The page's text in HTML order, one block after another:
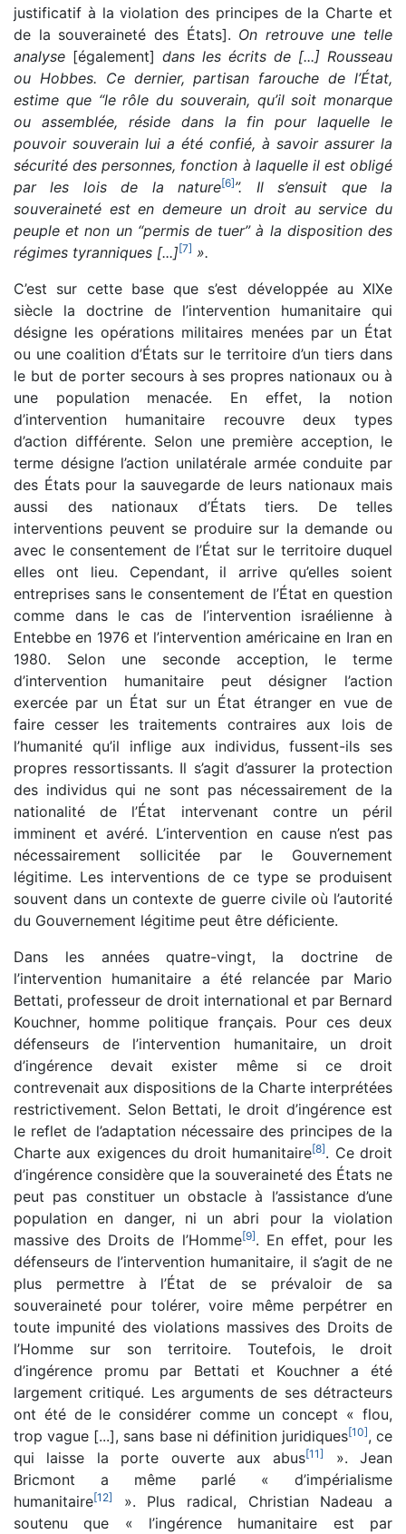
justificatif à la violation des principes de la Charte et
de la souveraineté des États]. On retrouve une telle
analyse [également] dans les écrits de [...] Rousseau
ou Hobbes. Ce dernier, partisan farouche de l’État,
estime que “le rôle du souverain, qu’il soit monarque
ou assemblée, réside dans la fin pour laquelle le
pouvoir souverain lui a été confié, à savoir assurer la
sécurité des personnes, fonction à laquelle il est obligé
par les lois de la nature[6]”. Il s’ensuit que la
souveraineté est en demeure un droit au service du
peuple et non un “permis de tuer” à la disposition des
régimes tyranniques [...][7] ».
C’est sur cette base que s’est développée au XIXe
siècle la doctrine de l’intervention humanitaire qui
désigne les opérations militaires menées par un État
ou une coalition d’États sur le territoire d’un tiers dans
le but de porter secours à ses propres nationaux ou à
une population menacée. En effet, la notion
d’intervention humanitaire recouvre deux types
d’action différente. Selon une première acception, le
terme désigne l’action unilatérale armée conduite par
des États pour la sauvegarde de leurs nationaux mais
aussi des nationaux d’États tiers. De telles
interventions peuvent se produire sur la demande ou
avec le consentement de l’État sur le territoire duquel
elles ont lieu. Cependant, il arrive qu’elles soient
entreprises sans le consentement de l’État en question
comme dans le cas de l’intervention israélienne à
Entebbe en 1976 et l’intervention américaine en Iran en
1980. Selon une seconde acception, le terme
d’intervention humanitaire peut désigner l’action
exercée par un État sur un État étranger en vue de
faire cesser les traitements contraires aux lois de
l’humanité qu’il inflige aux individus, fussent-ils ses
propres ressortissants. Il s’agit d’assurer la protection
des individus qui ne sont pas nécessairement de la
nationalité de l’État intervenant contre un péril
imminent et avéré. L’intervention en cause n’est pas
nécessairement sollicitée par le Gouvernement
légitime. Les interventions de ce type se produisent
souvent dans un contexte de guerre civile où l’autorité
du Gouvernement légitime peut être déficiente.
Dans les années quatre-vingt, la doctrine de
l’intervention humanitaire a été relancée par Mario
Bettati, professeur de droit international et par Bernard
Kouchner, homme politique français. Pour ces deux
défenseurs de l’intervention humanitaire, un droit
d’ingérence devait exister même si ce droit
contrevenait aux dispositions de la Charte interprétées
restrictivement. Selon Bettati, le droit d’ingérence est
le reflet de l’adaptation nécessaire des principes de la
Charte aux exigences du droit humanitaire[8]. Ce droit
d’ingérence considère que la souveraineté des États ne
peut pas constituer un obstacle à l’assistance d’une
population en danger, ni un abri pour la violation
massive des Droits de l’Homme[9]. En effet, pour les
défenseurs de l’intervention humanitaire, il s’agit de ne
plus permettre à l’État de se prévaloir de sa
souveraineté pour tolérer, voire même perpétrer en
toute impunité des violations massives des Droits de
l’Homme sur son territoire. Toutefois, le droit
d’ingérence promu par Bettati et Kouchner a été
largement critiqué. Les arguments de ses détracteurs
ont été de le considérer comme un concept « flou,
trop vague [...], sans base ni définition juridiques[10], ce
qui laisse la porte ouverte aux abus[11]
». Jean
Bricmont a même parlé « d’impérialisme
humanitaire[12]
». Plus radical, Christian Nadeau a
soutenu que « l’ingérence humanitaire est par